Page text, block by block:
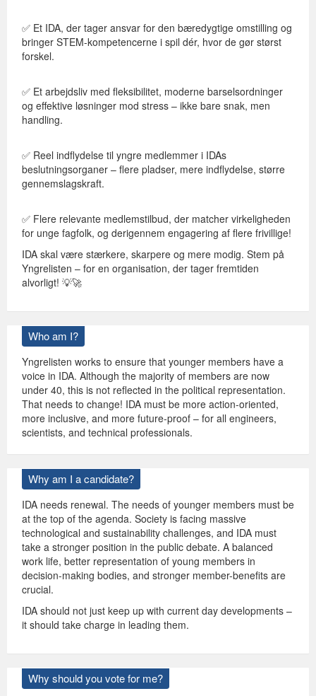
✅ Et IDA, der tager ansvar for den bæredygtige omstilling og
bringer STEM-kompetencerne i spil dér, hvor de gør størst
forskel.
✅ Et arbejdsliv med fleksibilitet, moderne barselsordninger
og effektive løsninger mod stress – ikke bare snak, men
handling.
✅ Reel indflydelse til yngre medlemmer i IDAs
beslutningsorganer – flere pladser, mere indflydelse, større
gennemslagskraft.
✅ Flere relevante medlemstilbud, der matcher virkeligheden
for unge fagfolk, og derigennem engagering af flere frivillige!
IDA skal være stærkere, skarpere og mere modig. Stem på
Yngrelisten – for en organisation, der tager fremtiden
alvorligt! 💡🚀
Who am I?
Yngrelisten works to ensure that younger members have a
voice in IDA. Although the majority of members are now
under 40, this is not reflected in the political representation.
That needs to change! IDA must be more action-oriented,
more inclusive, and more future-proof – for all engineers,
scientists, and technical professionals.
Why am I a candidate?
IDA needs renewal. The needs of younger members must be
at the top of the agenda. Society is facing massive
technological and sustainability challenges, and IDA must
take a stronger position in the public debate. A balanced
work life, better representation of young members in
decision-making bodies, and stronger member-benefits are
crucial.
IDA should not just keep up with current day developments –
it should take charge in leading them.
Why should you vote for me?